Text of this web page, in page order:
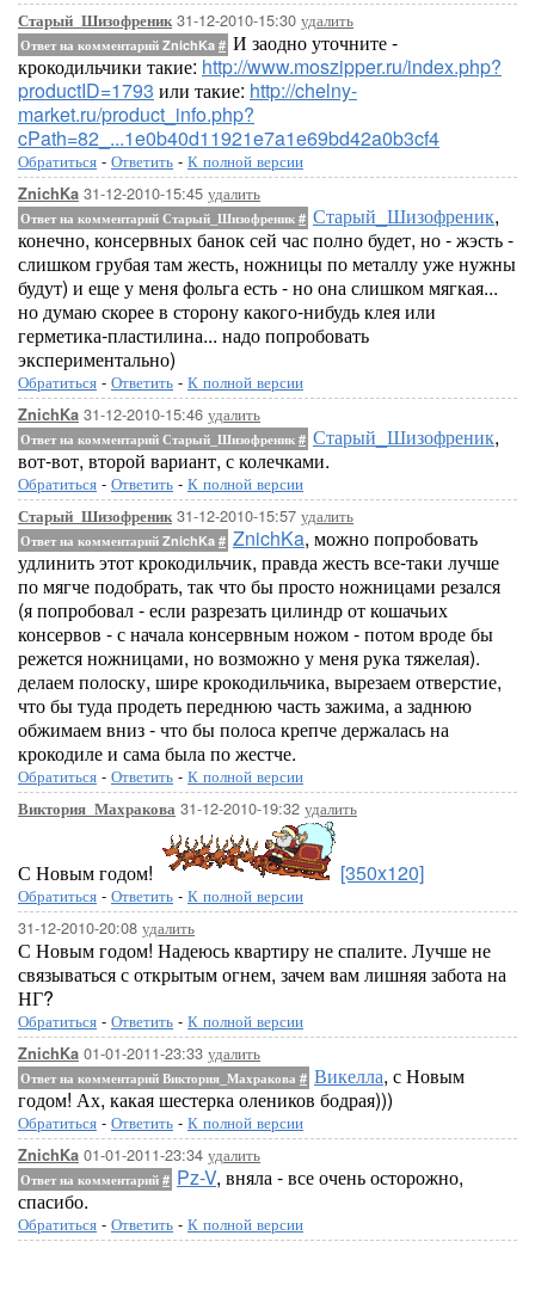
Старый_Шизофреник31-12-2010-15:30 удалить
Ответ на комментарий ZnichKa # И заодно уточните -
крокодильчики такие: http://www.moszipper.ru/index.php?
productID=1793 или такие: http://chelny-
market.ru/product_info.php?
cPath=82_...1e0b40d11921e7a1e69bd42a0b3cf4
Обратиться - Ответить - К полной версии
ZnichKa 31-12-2010-15:45 удалить
Ответ на комментарий Старый_Шизофреник # Старый_Шизофреник,
конечно, консервных банок сей час полно будет, но - жэсть -
слишком грубая там жесть, ножницы по металлу уже нужны
будут) и еще у меня фольга есть - но она слишком мягкая...
но думаю скорее в сторону какого-нибудь клея или
герметика-пластилина... надо попробовать
экспериментально)
Обратиться - Ответить - К полной версии
ZnichKa 31-12-2010-15:46 удалить
Ответ на комментарий Старый_Шизофреник # Старый_Шизофреник,
вот-вот, второй вариант, с колечками.
Обратиться - Ответить - К полной версии
Старый_Шизофреник31-12-2010-15:57 удалить
Ответ на комментарий ZnichKa # ZnichKa, можно попробовать
удлинить этот крокодильчик, правда жесть все-таки лучше
по мягче подобрать, так что бы просто ножницами резался
(я попробовал - если разрезать цилиндр от кошачьих
консервов - с начала консервным ножом - потом вроде бы
режется ножницами, но возможно у меня рука тяжелая).
делаем полоску, шире крокодильчика, вырезаем отверстие,
что бы туда продеть переднюю часть зажима, а заднюю
обжимаем вниз - что бы полоса крепче держалась на
крокодиле и сама была по жестче.
Обратиться - Ответить - К полной версии
Виктория_Махракова 31-12-2010-19:32 удалить
С Новым годом! [350x120]
Обратиться - Ответить - К полной версии
31-12-2010-20:08 удалить
С Новым годом! Надеюсь квартиру не спалите. Лучше не
связываться с открытым огнем, зачем вам лишняя забота на
НГ?
Обратиться - Ответить - К полной версии
ZnichKa 01-01-2011-23:33 удалить
Ответ на комментарий Виктория_Махракова # Викелла, с Новым
годом! Ах, какая шестерка олеников бодрая)))
Обратиться - Ответить - К полной версии
ZnichKa 01-01-2011-23:34 удалить
Ответ на комментарий # Pz-V, вняла - все очень осторожно,
спасибо.
Обратиться - Ответить - К полной версии